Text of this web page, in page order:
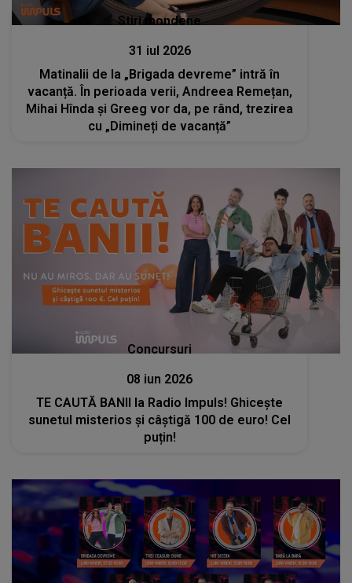
Stiri mondene
31 iul 2026
Matinalii de la „Brigada devreme” intră în
vacanță. În perioada verii, Andreea Remețan,
Mihai Hînda și Greeg vor da, pe rând, trezirea
cu „Dimineți de vacanță”
Concursuri
08 iun 2026
TE CAUTĂ BANII la Radio Impuls! Ghicește
sunetul misterios și câștigă 100 de euro! Cel
puțin!